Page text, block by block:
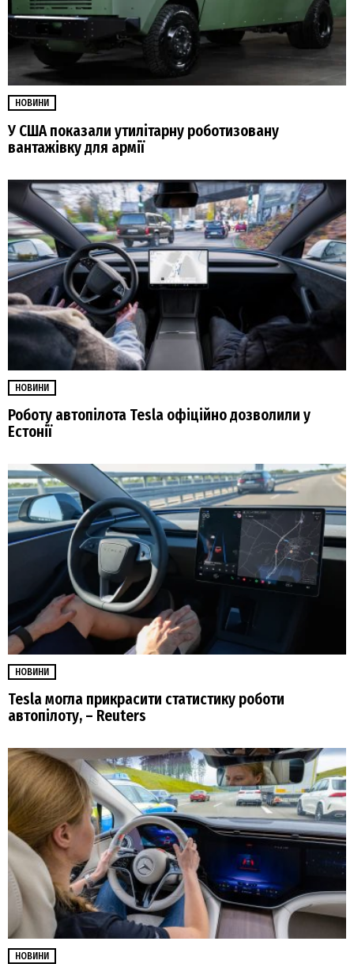
НОВИНИ
У США показали утилітарну роботизовану
вантажівку для армії
НОВИНИ
Роботу автопілота Tesla офіційно дозволили у
Естонії
НОВИНИ
Tesla могла прикрасити статистику роботи
автопілоту, – Reuters
НОВИНИ